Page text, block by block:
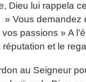
Dieu lui rappela
» Vous demandez
passions » A
réputation et le
au Seigneur